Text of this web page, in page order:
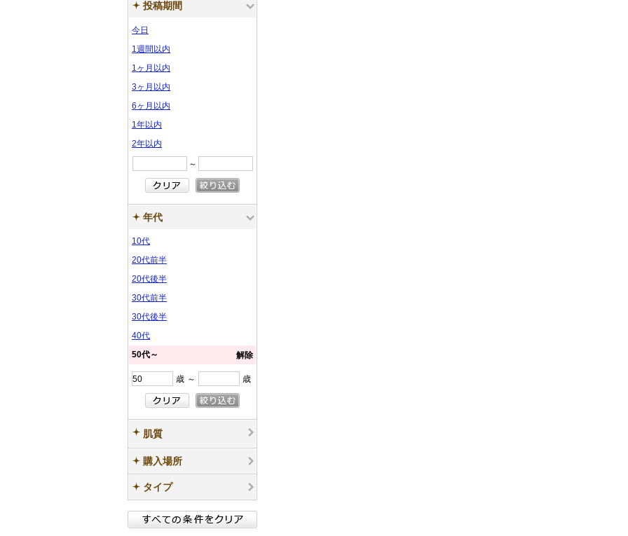
サ
サ
ー
ー
ラ
ラ
投稿期間
今日
1週間以内
1ヶ月以内
3ヶ月以内
6ヶ月以内
1年以内
2年以内
～
年代
10代
20代前半
20代後半
30代前半
30代後半
40代
50代～
解除
歳 ～ 歳
肌質
購入場所
タイプ